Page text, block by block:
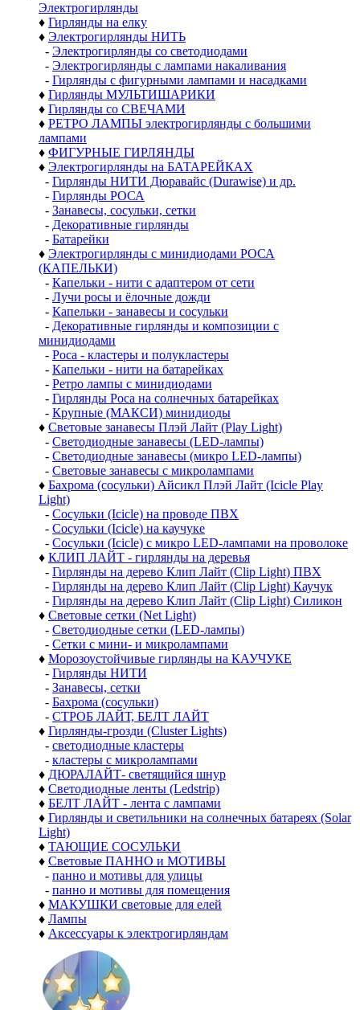
Электро­гирлянды
♦ Гирлянды на елку
♦ Электрогирлянды НИТЬ
- Электрогирлянды со светодиодами
- Электрогирлянды с лампами накаливания
- Гирлянды с фигурными лампами и насадками
♦ Гирлянды МУЛЬТИШАРИКИ
♦ Гирлянды со СВЕЧАМИ
♦ РЕТРО ЛАМПЫ электрогирлянды с большими
лампами
♦ ФИГУРНЫЕ ГИРЛЯНДЫ
♦ Электрогирлянды на БАТАРЕЙКАХ
- Гирлянды НИТИ Дюравайс (Durawise) и др.
- Гирлянды РОСА
- Занавесы, сосульки, сетки
- Декоративные гирлянды
- Батарейки
♦ Электрогирлянды с минидиодами РОСА
(КАПЕЛЬКИ)
- Капельки - нити с адаптером от сети
- Лучи росы и ёлочные дожди
- Капельки - занавесы и сосульки
- Декоративные гирлянды и композиции с
минидиодами
- Роса - кластеры и полукластеры
- Капельки - нити на батарейках
- Ретро лампы с минидиодами
- Гирлянды Роса на солнечных батарейках
- Крупные (МАКСИ) минидиоды
♦ Световые занавесы Плэй Лайт (Play Light)
- Светодиодные занавесы (LED-лампы)
- Светодиодные занавесы (микро LED-лампы)
- Световые занавесы с микролампами
♦ Бахрома (сосульки) Айсикл Плэй Лайт (Icicle Play
Light)
- Сосульки (Icicle) на проводе ПВХ
- Сосульки (Icicle) на каучуке
- Сосульки (Icicle) с микро LED-лампами на проволоке
♦ КЛИП ЛАЙТ - гирлянды на деревья
- Гирлянды на дерево Клип Лайт (Clip Light) ПВХ
- Гирлянды на дерево Клип Лайт (Clip Light) Каучук
- Гирлянды на дерево Клип Лайт (Clip Light) Силикон
♦ Световые сетки (Net Light)
- Светодиодные сетки (LED-лампы)
- Сетки с мини- и микролампами
♦ Морозоустойчивые гирлянды на КАУЧУКЕ
- Гирлянды НИТИ
- Занавесы, сетки
- Бахрома (сосульки)
- СТРОБ ЛАЙТ, БЕЛТ ЛАЙТ
♦ Гирлянды-грозди (Cluster Lights)
- светодиодные кластеры
- кластеры с микролампами
♦ ДЮРАЛАЙТ- светящийся шнур
♦ Светодиодные ленты (Ledstrip)
♦ БЕЛТ ЛАЙТ - лента с лампами
♦ Гирлянды и светильники на солнечных батареях (Solar
Light)
♦ ТАЮЩИЕ СОСУЛЬКИ
♦ Световые ПАННО и МОТИВЫ
- панно и мотивы для улицы
- панно и мотивы для помещения
♦ МАКУШКИ световые для елей
♦ Лампы
♦ Аксессуары к электрогирляндам